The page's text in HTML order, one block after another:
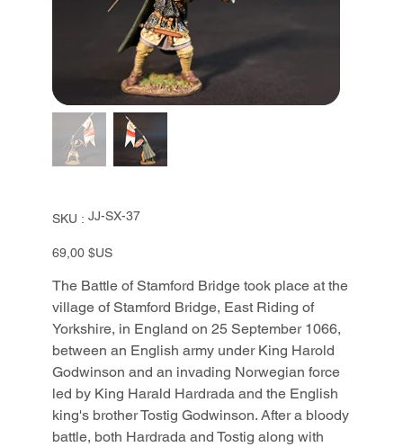
SKU :
SKU
JJ-
JJ-SX-37
Prix
69,00 $US
The Battle of Stamford Bridge took place at the
village of Stamford Bridge, East Riding of
Yorkshire, in England on 25 September 1066,
between an English army under King Harold
Godwinson and an invading Norwegian force
led by King Harald Hardrada and the English
king's brother Tostig Godwinson. After a bloody
battle, both Hardrada and Tostig along with